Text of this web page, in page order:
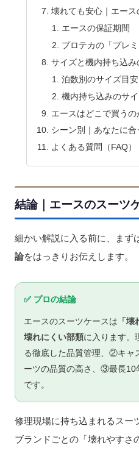
壊れても安心｜エース
エースの保証期間
プロテカの「プレ
サイズと機内持ち込み
泊数別のサイズ目安
機内持ち込みのサ
エースはどこで買うの
シーン別｜あなたに合
よくある質問（FAQ）
結論｜エースのスーツ
細かい解説に入る前に、まず
論をはっきりお伝えします。
✅ プロの結論
エースのスーツケースは 「
壊れにくい部類に入ります。
る徹底した品質管理、②キャ
ーツの品質の高さ、③最長10
です。
修理現場に持ち込まれるスー
ブランドごとの「壊れやすさ